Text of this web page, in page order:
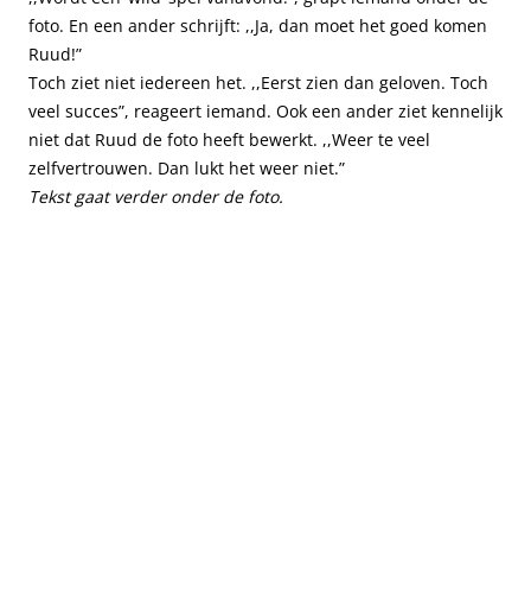
foto. En een ander schrijft: ,,Ja, dan moet het goed komen
Ruud!”
Toch ziet niet iedereen het. ,,Eerst zien dan geloven. Toch
veel succes”, reageert iemand. Ook een ander ziet kennelijk
niet dat Ruud de foto heeft bewerkt. ,,Weer te veel
zelfvertrouwen. Dan lukt het weer niet.”
Tekst gaat verder onder de foto.